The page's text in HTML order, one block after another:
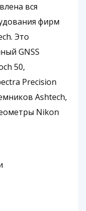
вся
фирм
Это
GNSS
50,
Precision
Ashtech,
Nikon